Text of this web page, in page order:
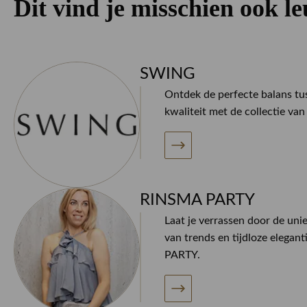
Dit vind je misschien ook
SWING
Ontdek de perfecte balans
kwaliteit met de collectie van
RINSMA PARTY
Laat je verrassen door de
van trends en tijdloze
PARTY.